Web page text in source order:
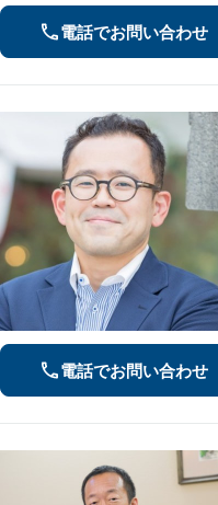
電話でお問い合わせ
電話でお問い合わせ